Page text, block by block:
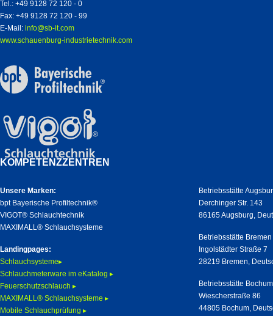
Tel.: +49 9128 72 120 - 0
Fax: +49 9128 72 120 - 99
E-Mail: info@sb-it.com
www.schauenburg-industrietechnik.com
KOMPETENZZENTREN
Unsere Marken:
bpt Bayerische Profiltechnik®
VIGOT® Schlauchtechnik
MAXIMALL® Schlauchsysteme
Landingpages:
Schlauchsysteme▸
Schlauchmeterware im eKatalog ▸
Feuerschutzschlauch ▸
MAXIMALL® Schlauchsysteme ▸
Mobile Schlauchprüfung ▸
Betriebsstätte
Derchinger Str. 143
86165 Augsburg,
Betriebsstätte Bremen
Ingolstädter Straße 7
28219 Bremen,
Betriebsstätte Bochum
Wiescherstraße 86
44805 Bochum,